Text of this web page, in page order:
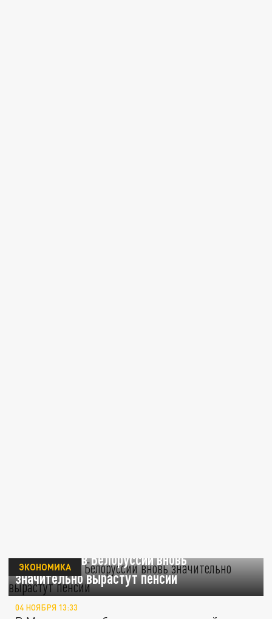
В 2025 году в Белоруссии вновь
значительно вырастут пенсии
ЭКОНОМИКА
04 НОЯБРЯ 13:33